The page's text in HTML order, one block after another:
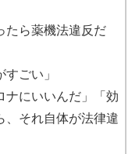
たら薬機法違反だ
ごい」
ナにいいんだ」「効
、それ自体が法律違